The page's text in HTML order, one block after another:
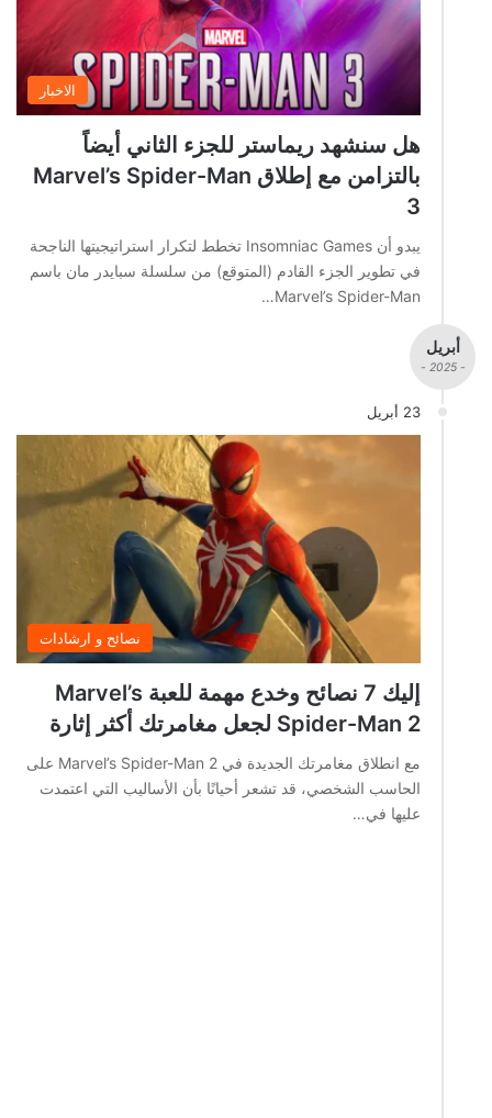
الاخبار
هل سنشهد ريماستر للجزء الثاني أيضاً
بالتزامن مع إطلاق Marvel’s Spider-Man
3
يبدو أن Insomniac Games تخطط لتكرار استراتيجيتها الناجحة
في تطوير الجزء القادم (المتوقع) من سلسلة سبايدر مان باسم
Marvel’s Spider-Man…
أبريل
- 2025 -
23 أبريل
نصائح و ارشادات
إليك 7 نصائح وخدع مهمة للعبة Marvel’s
Spider-Man 2 لجعل مغامرتك أكثر إثارة
مع انطلاق مغامرتك الجديدة في Marvel’s Spider-Man 2 على
الحاسب الشخصي، قد تشعر أحيانًا بأن الأساليب التي اعتمدت
عليها في…